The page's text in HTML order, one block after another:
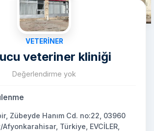
VETERINER
veteriner kliniği
Değerlendirme yok
Zübeyde Hanım Cd. no:22, 03960
Türkiye, EVCİLER,